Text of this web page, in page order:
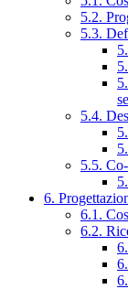
5.2.
5.3.
5.4.
5.5.
6.
6.1.
6.2.